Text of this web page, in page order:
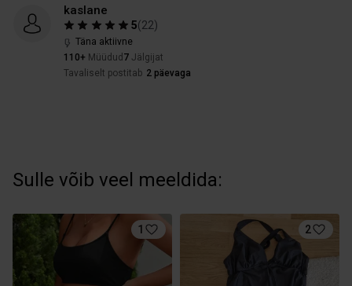
kaslane
5(22)
Täna aktiivne
110+ Müüdud 7 Jälgijat
Tavaliselt postitab 2 päevaga
Sulle võib veel meeldida:
1 2